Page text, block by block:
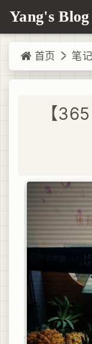
Yang's Blog
首页 笔记
【